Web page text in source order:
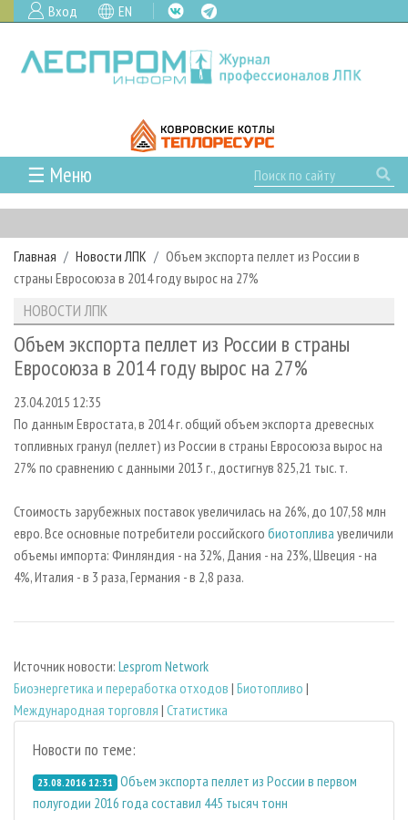
Вход EN
☰ Меню
ГЛАВНАЯ
РУБРИКИ И ТЕМЫ
РУБРИКИ ЖУРНАЛА
ЛЕСОЗАГОТОВКА
ЛЕСОПИЛЕНИЕ
СУШКА ДРЕВЕСИНЫ
ПРОИЗВОДСТВО ДРЕВЕСНЫХ ПЛИТ
ДЕРЕВЯННОЕ ДОМОСТРОЕНИЕ
ПРОИЗВОДСТВО МЕБЕЛИ
БИОЭНЕРГЕТИКА
ЦБП
НОВОСТИ
НОВОСТИ ЛПК
НОВОСТИ ЖУРНАЛА
ПРОЕКТЫ ЛПИ
АНАЛИТИКА
ПРЕДПРИЯТИЯ ЛПК
ПЕРСОНЫ
МОБИЛЬНЫЕ ВЫСТАВКИ
ОФИЦИАЛЬНЫЕ ДЕЛЕГАЦИИ
ПРИОРИТЕТНЫЕ ИНВЕСТПРОЕКТЫ
RUSSIAN FORESTRY REVIEW
ГАЗЕТА ЛЕСПРОМФОРУМ
АРХИВ
АРХИВ ЖУРНАЛОВ
О ЖУРНАЛЕ
ПОДПИСКА
КОНТАКТЫ
РЕКЛАМОДАТЕЛЯМ
РЕКЛАМА
РЕКЛАМА НА САЙТЕ
Главная Новости ЛПК
Объем экспорта пеллет из России в
страны Евросоюза в 2014 году вырос на 27%
НОВОСТИ ЛПК
Объем экспорта пеллет из России в страны
Евросоюза в 2014 году вырос на 27%
23.04.2015 12:35
По данным Евростата, в 2014 г. общий объем экспорта древесных
топливных гранул (пеллет) из России в страны Евросоюза вырос на
27% по сравнению с данными 2013 г., достигнув 825,21 тыс. т.
Стоимость зарубежных поставок увеличилась на 26%, до 107,58 млн
евро. Все основные потребители российского биотоплива увеличили
объемы импорта: Финляндия - на 32%, Дания - на 23%, Швеция - на
4%, Италия - в 3 раза, Германия - в 2,8 раза.
Источник новости: Lesprom Network
Биoэнергетика и переработка отходов | Биотопливо |
Международная торговля | Статистика
Новости по теме:
23.08.2016 12:31 Объем экспорта пеллет из России в первом
полугодии 2016 года составил 445 тысяч тонн